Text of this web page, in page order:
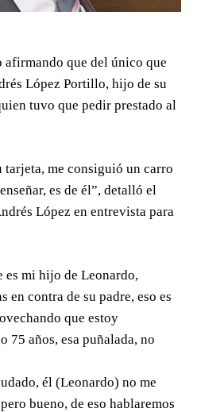
que del único que
López Portillo, hijo de su
tuvo que pedir prestado al
tarjeta, me consiguió un carro
es de él”, detalló el
López en entrevista para
es mi hijo de Leonardo,
en contra de su padre, eso es
que estoy
años, esa puñalada, no
él (Leonardo) no me
bueno, de eso hablaremos